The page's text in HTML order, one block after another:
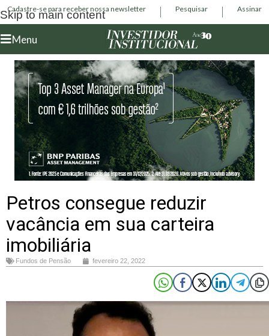
Skip to main content
Cadastre-se para receber nossa newsletter Pesquisar Assinar
Menu
Petros consegue reduzir
vacância em sua carteira
imobiliária
Fundos de Pensão fevereiro 22, 2022